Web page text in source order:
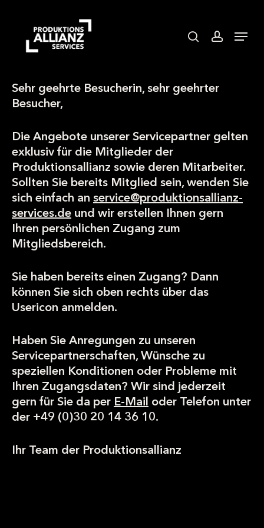
content
Menu
Sehr geehrte Besucherin, sehr geehrter
Besucher,
Die Angebote unserer Servicepartner gelten
exklusiv für die Mitglieder der
Produktionsallianz sowie deren Mitarbeiter.
Sollten Sie bereits Mitglied sein, wenden Sie
sich einfach an service@produktionsallianz-
services.de und wir erstellen Ihnen gern
Ihren persönlichen Zugang zum
Mitgliedsbereich.
Sie haben bereits einen Zugang? Dann
können Sie sich oben rechts über das
Usericon anmelden.
Haben Sie Anregungen zu unseren
Servicepartnerschaften, Wünsche zu
speziellen Konditionen oder Probleme mit
Ihren Zugangsdaten? Wir sind jederzeit
gern für Sie da per E-Mail oder Telefon unter
der +49 (0)30 20 14 36 10.
Ihr Team der Produktionsallianz